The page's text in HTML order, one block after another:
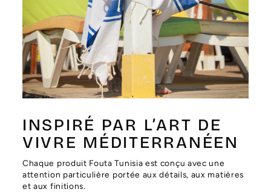
INSPIRÉ PAR L’ART DE
VIVRE MÉDITERRANÉEN
Chaque produit Fouta Tunisia est conçu avec une
attention particulière portée aux détails, aux matières
et aux finitions.